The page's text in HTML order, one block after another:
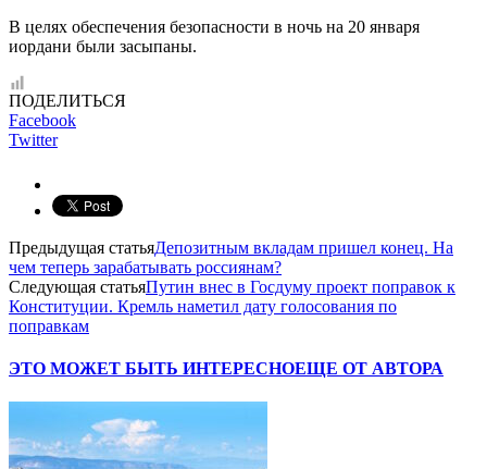
В целях обеспечения безопасности в ночь на 20 января
иордани были засыпаны.
ПОДЕЛИТЬСЯ
Facebook
Twitter
Предыдущая статьяДепозитным вкладам пришел конец. На
чем теперь зарабатывать россиянам?
Следующая статьяПутин внес в Госдуму проект поправок к
Конституции. Кремль наметил дату голосования по
поправкам
ЭТО МОЖЕТ БЫТЬ ИНТЕРЕСНОЕЩЕ ОТ АВТОРА